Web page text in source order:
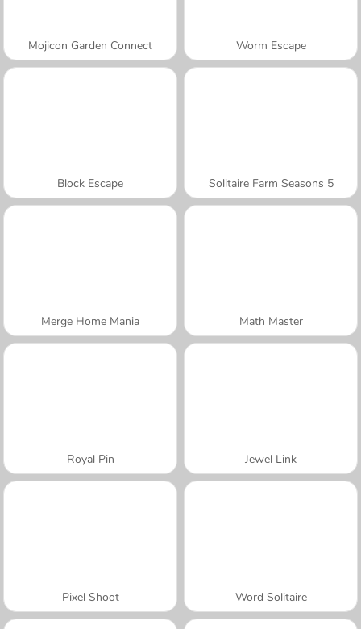
Mojicon Garden Connect Worm Escape
Block Escape Solitaire Farm Seasons 5
Merge Home Mania Math Master
Royal Pin Jewel Link
Pixel Shoot Word Solitaire